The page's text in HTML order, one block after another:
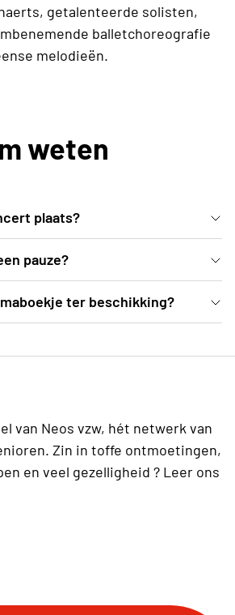
getalenteerde solisten,
balletchoreografie
melodieën.
weten
plaats?
zaal van deSingel kan je vanuit
genieten van dit Weense
pauze?
voorzien van een 25-tal minuten
ter beschikking?
van Neos vzw, hét netwerk van
Zin in toffe ontmoetingen,
en veel gezelligheid ? Leer ons